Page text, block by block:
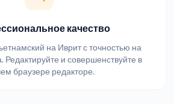
качество
на Иврит с точностью на
Редактируйте и совершенствуйте в
браузере редакторе.